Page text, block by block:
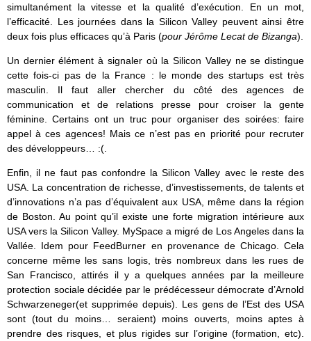
simultanément la vitesse et la qualité d’exécution. En un mot,
l’efficacité. Les journées dans la Silicon Valley peuvent ainsi être
deux fois plus efficaces qu’à Paris (pour Jérôme Lecat de Bizanga).
Un dernier élément à signaler où la Silicon Valley ne se distingue
cette fois-ci pas de la France : le monde des startups est très
masculin. Il faut aller chercher du côté des agences de
communication et de relations presse pour croiser la gente
féminine. Certains ont un truc pour organiser des soirées: faire
appel à ces agences! Mais ce n’est pas en priorité pour recruter
des développeurs… :(.
Enfin, il ne faut pas confondre la Silicon Valley avec le reste des
USA. La concentration de richesse, d’investissements, de talents et
d’innovations n’a pas d’équivalent aux USA, même dans la région
de Boston. Au point qu’il existe une forte migration intérieure aux
USA vers la Silicon Valley. MySpace a migré de Los Angeles dans la
Vallée. Idem pour FeedBurner en provenance de Chicago. Cela
concerne même les sans logis, très nombreux dans les rues de
San Francisco, attirés il y a quelques années par la meilleure
protection sociale décidée par le prédécesseur démocrate d’Arnold
Schwarzeneger(et supprimée depuis). Les gens de l’Est des USA
sont (tout du moins… seraient) moins ouverts, moins aptes à
prendre des risques, et plus rigides sur l’origine (formation, etc).